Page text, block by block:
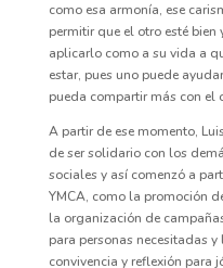
como esa armonía, ese
permitir que el otro esté bien
aplicarlo como a su vida a
estar, pues uno puede
pueda compartir más con el
A partir de ese momento,
de ser solidario con los
sociales y así comenzó a
YMCA, como la promoción
la organización de
para personas necesitadas
convivencia y reflexión para